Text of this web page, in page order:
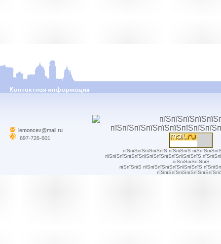
lemoncev@mail.ru
697-726-601
пїЅпїЅпїЅпїЅпїЅпїЅ пїЅпїЅпїЅ
пїЅпїЅпїЅпїЅпїЅпїЅпїЅпїЅпїЅпїЅпїЅпїЅпїЅ
пїЅпїЅпїЅпїЅпїЅ
пїЅпїЅпїЅ пїЅпїЅпїЅпїЅпїЅпїЅпїЅпїЅ